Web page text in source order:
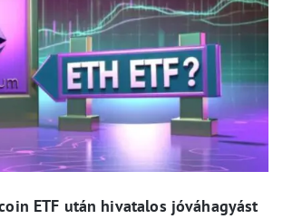
ETF után hivatalos jóváhagyást